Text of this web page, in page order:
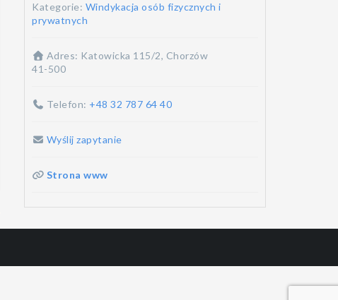
Kategorie: Windykacja osób fizycznych i
prywatnych
Adres: Katowicka 115/2, Chorzów
41-500
Telefon: +48 32 787 64 40
Wyślij zapytanie
Strona www